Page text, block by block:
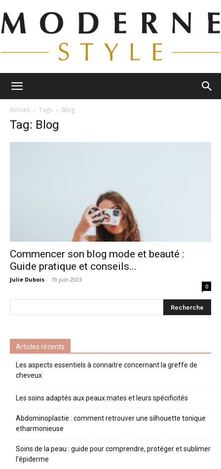
Accueil Tags Blog
Tag: Blog
Commencer son blog mode et beauté :
Guide pratique et conseils...
Julie Dubois - 19 juin 2023
0
Articles récents
Les aspects essentiels à connaitre concernant la greffe de
cheveux
Les soins adaptés aux peaux mates et leurs spécificités
Abdominoplastie : comment retrouver une silhouette tonique
etharmonieuse
Soins de la peau : guide pour comprendre, protéger et sublimer
l’épiderme